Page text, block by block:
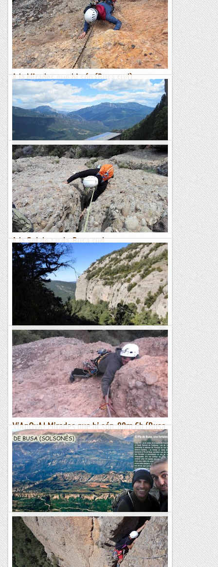
Dilluns, 17 de setembre de 2018La muralla de Busa té un
magnetisme al que és difícil sostreure’s, desprèn una força
primitiva que té un punt intimidant. Sempre és un...
Benvinguts al Paradís
A la Mirades que hi són (Busa sud)
**Enfilem a escalar el que per mi és la primera repe
d'aquesta via oberta amb el canvi d'any. Bonica escalada que
serpenteja entre diedres i plaques sempre buscant el pas
Roca i neu
Serra de busa (solsonès)
Pedraforca i Ensija desde el mirador de Busa.Cim del Cogul.
Salvatgia
A la Sol de tarda, Busa sud
***Fem un repe d'aquesta via enllestida l'octubre passat i
que no havia pogut escalar acompanyat.. confirmem els
graus una mica a la baixa i deixem la topo actualitzada. Curta
SERRA DE BUSA (PRESÓ) Via SHANGRI-LÀ
16/04/16. La serra de Busa, un racó bucòlic del Solsonès on
no trobarem aglomeració d’escaladors. Un conglomerat amb
D.O. pròpia que cal digerir tranquil·lament. La...
Joan asín
ViAnOvA! Mirades que hi són, 80m 6b (Busa
sud)
***Enllesteixo aquesta bonica i senzilla obertura seguint el fil
de les ombres que sobre aquest pany modest de la muralla
sud s'entreveu fàcilment. Escalada ben agraïda pel...
Roca i neu
Pla de busa (solsones)
Sortir a escalar és una manera fantàstica per coneixer el
nostre territori, racons que mai t´acostaríes potser, perque
queda lluny, per que els accesos son...